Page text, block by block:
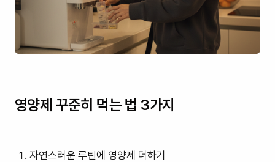
영양제 꾸준히 먹는 법 3가지
자연스러운 루틴에 영양제 더하기